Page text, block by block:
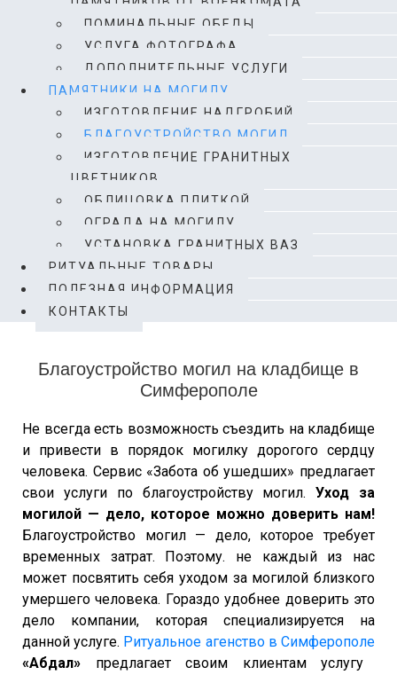
ПОМИНАЛЬНЫЕ ОБЕДЫ
УСЛУГА ФОТОГРАФА
ДОПОЛНИТЕЛЬНЫЕ УСЛУГИ
ПАМЯТНИКИ НА МОГИЛУ
ИЗГОТОВЛЕНИЕ НАДГРОБИЙ
БЛАГОУСТРОЙСТВО МОГИЛ
ИЗГОТОВЛЕНИЕ ГРАНИТНЫХ
ЦВЕТНИКОВ
ОБЛИЦОВКА ПЛИТКОЙ
ОГРАДА НА МОГИЛУ
УСТАНОВКА ГРАНИТНЫХ ВАЗ
РИТУАЛЬНЫЕ ТОВАРЫ
ПОЛЕЗНАЯ ИНФОРМАЦИЯ
КОНТАКТЫ
Благоустройство могил на кладбище в
Симферополе
Не всегда есть возможность съездить на кладбище
и привести в порядок могилку дорогого сердцу
человека. Сервис «Забота об ушедших» предлагает
свои услуги по благоустройству могил. Уход за
могилой — дело, которое можно доверить нам!
Благоустройство могил — дело, которое требует
временных затрат. Поэтому. не каждый из нас
может посвятить себя уходом за могилой близкого
умершего человека. Гораздо удобнее доверить это
дело компании, которая специализируется на
данной услуге. Ритуальное агенство в Симферополе
«Абдал» предлагает своим клиентам услугу